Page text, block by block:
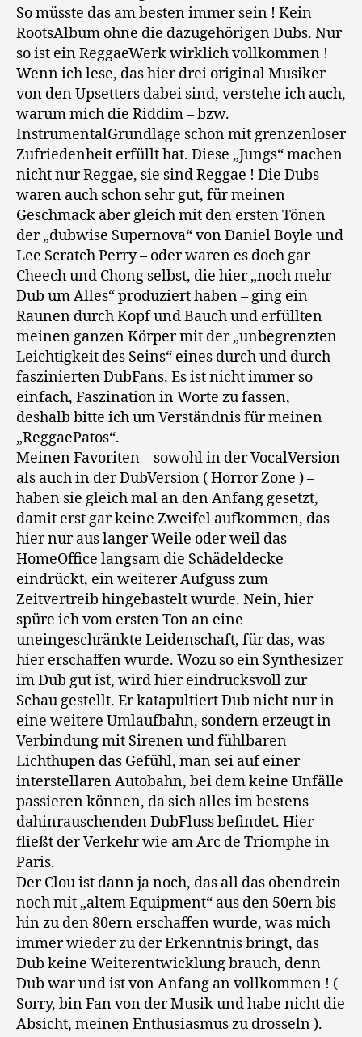
So müsste das am besten immer sein ! Kein
RootsAlbum ohne die dazugehörigen Dubs. Nur
so ist ein ReggaeWerk wirklich vollkommen !
Wenn ich lese, das hier drei original Musiker
von den Upsetters dabei sind, verstehe ich auch,
warum mich die Riddim – bzw.
InstrumentalGrundlage schon mit grenzenloser
Zufriedenheit erfüllt hat. Diese „Jungs“ machen
nicht nur Reggae, sie sind Reggae ! Die Dubs
waren auch schon sehr gut, für meinen
Geschmack aber gleich mit den ersten Tönen
der „dubwise Supernova“ von Daniel Boyle und
Lee Scratch Perry – oder waren es doch gar
Cheech und Chong selbst, die hier „noch mehr
Dub um Alles“ produziert haben – ging ein
Raunen durch Kopf und Bauch und erfüllten
meinen ganzen Körper mit der „unbegrenzten
Leichtigkeit des Seins“ eines durch und durch
faszinierten DubFans. Es ist nicht immer so
einfach, Faszination in Worte zu fassen,
deshalb bitte ich um Verständnis für meinen
„ReggaePatos“.
Meinen Favoriten – sowohl in der VocalVersion
als auch in der DubVersion ( Horror Zone ) –
haben sie gleich mal an den Anfang gesetzt,
damit erst gar keine Zweifel aufkommen, das
hier nur aus langer Weile oder weil das
HomeOffice langsam die Schädeldecke
eindrückt, ein weiterer Aufguss zum
Zeitvertreib hingebastelt wurde. Nein, hier
spüre ich vom ersten Ton an eine
uneingeschränkte Leidenschaft, für das, was
hier erschaffen wurde. Wozu so ein Synthesizer
im Dub gut ist, wird hier eindrucksvoll zur
Schau gestellt. Er katapultiert Dub nicht nur in
eine weitere Umlaufbahn, sondern erzeugt in
Verbindung mit Sirenen und fühlbaren
Lichthupen das Gefühl, man sei auf einer
interstellaren Autobahn, bei dem keine Unfälle
passieren können, da sich alles im bestens
dahinrauschenden DubFluss befindet. Hier
fließt der Verkehr wie am Arc de Triomphe in
Paris.
Der Clou ist dann ja noch, das all das obendrein
noch mit „altem Equipment“ aus den 50ern bis
hin zu den 80ern erschaffen wurde, was mich
immer wieder zu der Erkenntnis bringt, das
Dub keine Weiterentwicklung brauch, denn
Dub war und ist von Anfang an vollkommen ! (
Sorry, bin Fan von der Musik und habe nicht die
Absicht, meinen Enthusiasmus zu drosseln ).